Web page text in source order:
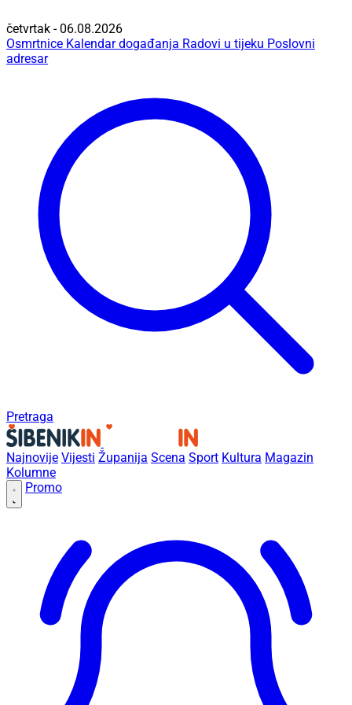
četvrtak - 06.08.2026
Osmrtnice Kalendar događanja Radovi u tijeku Poslovni
adresar
Pretraga
Najnovije Vijesti Županija Scena Sport Kultura Magazin
Kolumne
Promo